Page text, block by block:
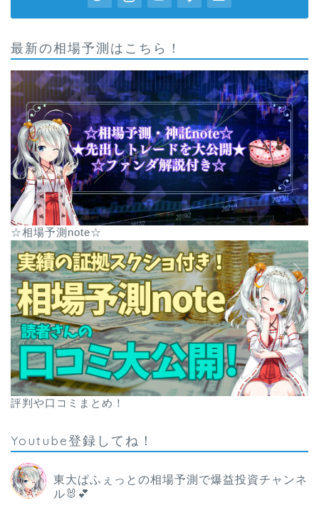
最新の相場予測はこちら！
☆相場予測note☆
評判や口コミまとめ！
Youtube登録してね！
東大ぱふぇっとの相場予測で爆益投資チャンネ
ル🐰💕